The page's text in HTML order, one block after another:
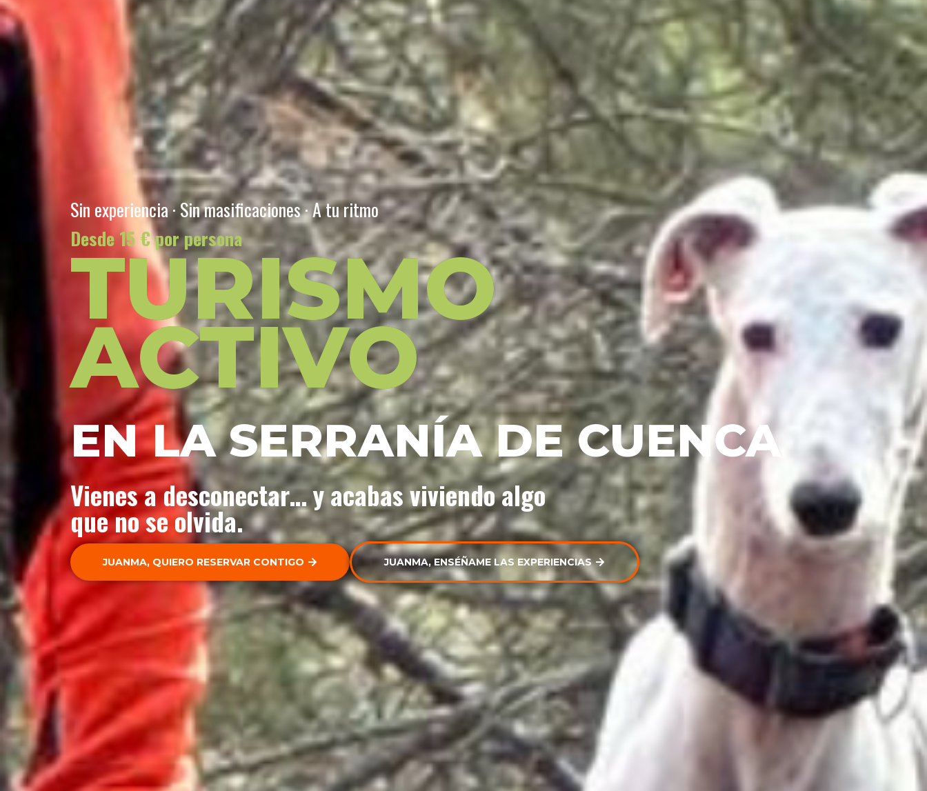
Sin experiencia · Sin masificaciones · A tu ritmo
Desde 15 € por persona
TURISMO
ACTIVO
EN LA SERRANÍA DE CUENCA
Vienes a desconectar… y acabas viviendo algo
que no se olvida.
JUANMA, QUIERO RESERVAR CONTIGO JUANMA, ENSÉÑAME LAS EXPERIENCIAS